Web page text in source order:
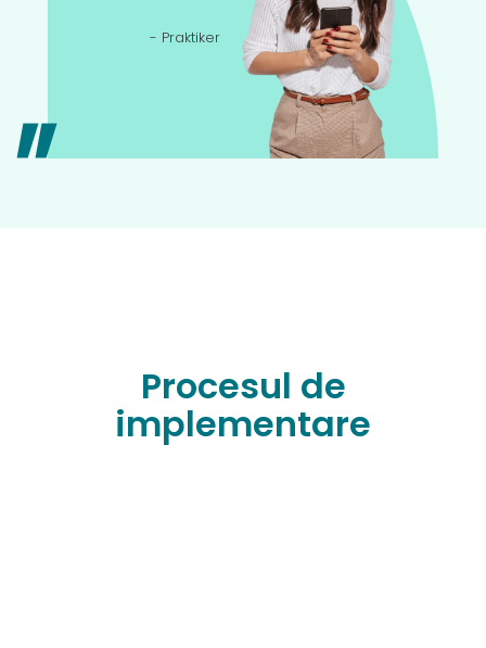
- Praktiker
Procesul de
implementare